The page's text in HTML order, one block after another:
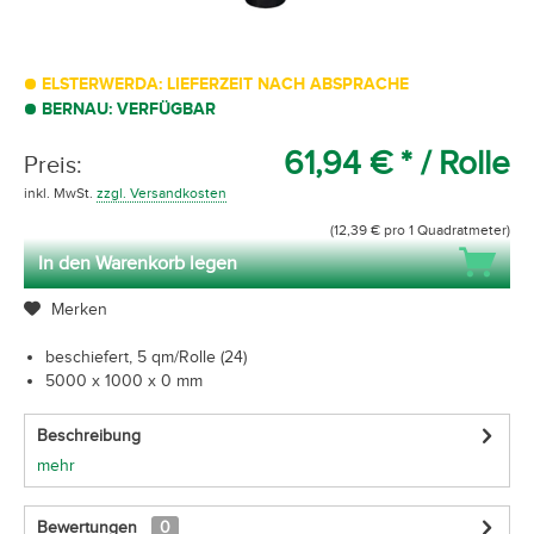
ELSTERWERDA: LIEFERZEIT NACH ABSPRACHE
BERNAU: VERFÜGBAR
Preis: 61,94 € * / Rolle
inkl. MwSt. zzgl. Versandkosten
(12,39 € pro 1 Quadratmeter)
In den Warenkorb legen
Merken
beschiefert, 5 qm/Rolle (24)
5000 x 1000 x 0 mm
Beschreibung
mehr
Bewertungen 0